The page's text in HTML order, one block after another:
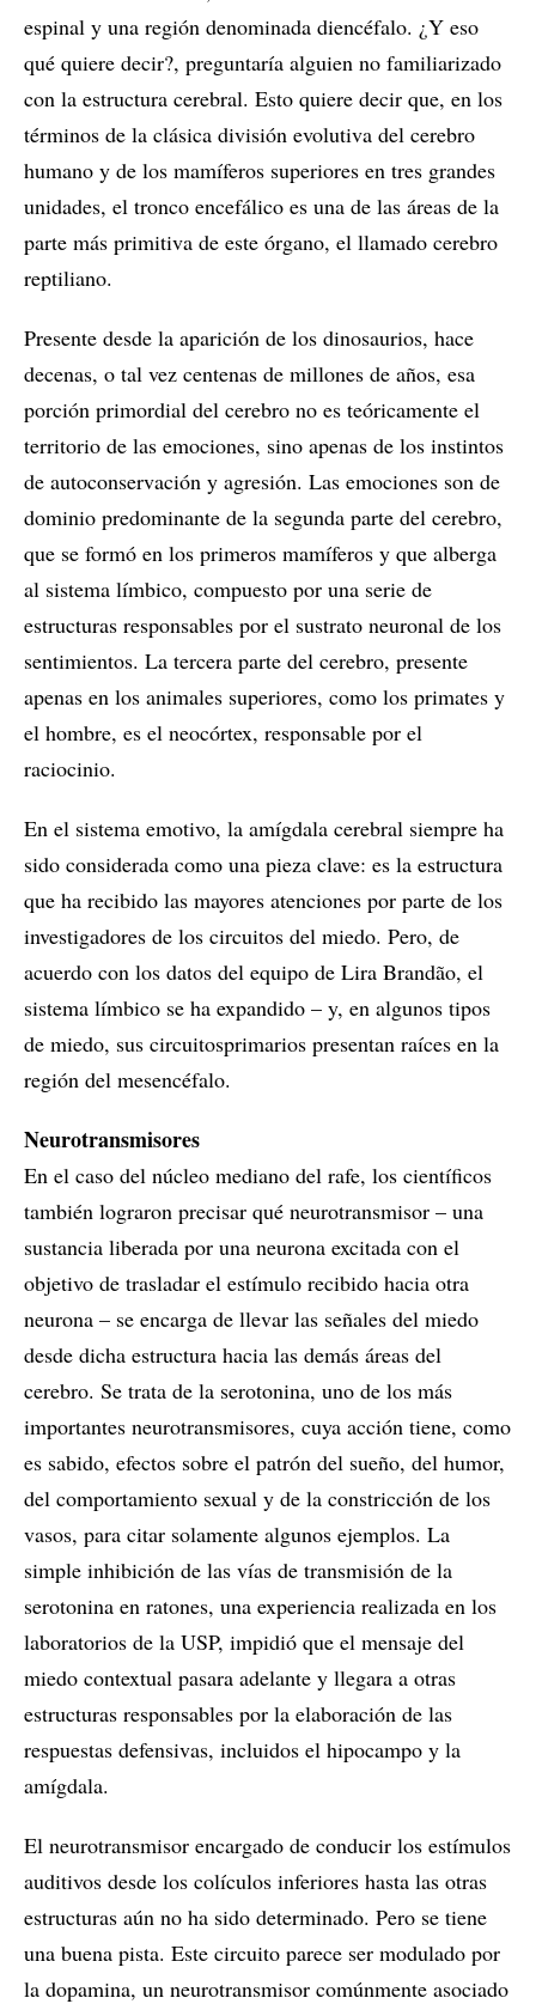
espinal y una región denominada diencéfalo. ¿Y eso
qué quiere decir?, preguntaría alguien no familiarizado
con la estructura cerebral. Esto quiere decir que, en los
términos de la clásica división evolutiva del cerebro
humano y de los mamíferos superiores en tres grandes
unidades, el tronco encefálico es una de las áreas de la
parte más primitiva de este órgano, el llamado cerebro
reptiliano.
Presente desde la aparición de los dinosaurios, hace
decenas, o tal vez centenas de millones de años, esa
porción primordial del cerebro no es teóricamente el
territorio de las emociones, sino apenas de los instintos
de autoconservación y agresión. Las emociones son de
dominio predominante de la segunda parte del cerebro,
que se formó en los primeros mamíferos y que alberga
al sistema límbico, compuesto por una serie de
estructuras responsables por el sustrato neuronal de los
sentimientos. La tercera parte del cerebro, presente
apenas en los animales superiores, como los primates y
el hombre, es el neocórtex, responsable por el
raciocinio.
En el sistema emotivo, la amígdala cerebral siempre ha
sido considerada como una pieza clave: es la estructura
que ha recibido las mayores atenciones por parte de los
investigadores de los circuitos del miedo. Pero, de
acuerdo con los datos del equipo de Lira Brandão, el
sistema límbico se ha expandido – y, en algunos tipos
de miedo, sus circuitosprimarios presentan raíces en la
región del mesencéfalo.
Neurotransmisores
En el caso del núcleo mediano del rafe, los científicos
también lograron precisar qué neurotransmisor – una
sustancia liberada por una neurona excitada con el
objetivo de trasladar el estímulo recibido hacia otra
neurona – se encarga de llevar las señales del miedo
desde dicha estructura hacia las demás áreas del
cerebro. Se trata de la serotonina, uno de los más
importantes neurotransmisores, cuya acción tiene, como
es sabido, efectos sobre el patrón del sueño, del humor,
del comportamiento sexual y de la constricción de los
vasos, para citar solamente algunos ejemplos. La
simple inhibición de las vías de transmisión de la
serotonina en ratones, una experiencia realizada en los
laboratorios de la USP, impidió que el mensaje del
miedo contextual pasara adelante y llegara a otras
estructuras responsables por la elaboración de las
respuestas defensivas, incluidos el hipocampo y la
amígdala.
El neurotransmisor encargado de conducir los estímulos
auditivos desde los colículos inferiores hasta las otras
estructuras aún no ha sido determinado. Pero se tiene
una buena pista. Este circuito parece ser modulado por
la dopamina, un neurotransmisor comúnmente asociado